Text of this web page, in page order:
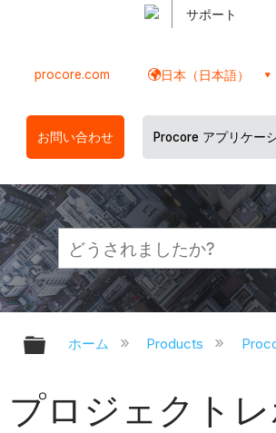
サポート
procore.com 日本（日本語）
お問い合わせ Procore アプリケー
グローバル階層を展
ホーム Products
プロジェクトレ